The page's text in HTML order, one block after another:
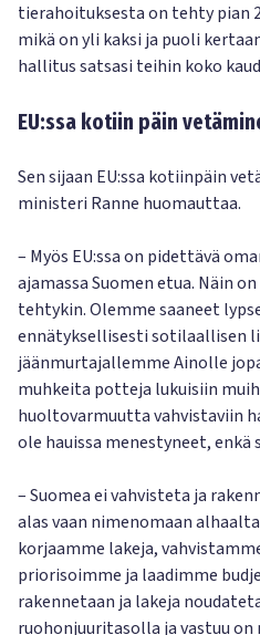
tierahoituksesta on tehty pian
mikä on yli kaksi ja puoli
hallitus satsasi teihin koko
EU:ssa kotiin päin
Sen sijaan EU:ssa kotiinpäin
ministeri Ranne huomauttaa.
– Myös EU:ssa on pidettävä
ajamassa Suomen etua. Näin
tehtykin. Olemme saaneet
ennätyksellisesti sotilaallisen
jäänmurtajallemme Ainolle
muhkeita potteja lukuisiin
huoltovarmuutta vahvistaviin
ole hauissa menestyneet,
– Suomea ei vahvisteta ja
alas vaan nimenomaan
korjaamme lakeja,
priorisoimme ja laadimme
rakennetaan ja lakeja
ruohonjuuritasolla ja vastuu